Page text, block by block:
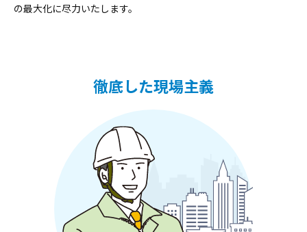
の最大化に尽力いたします。
徹底した現場主義